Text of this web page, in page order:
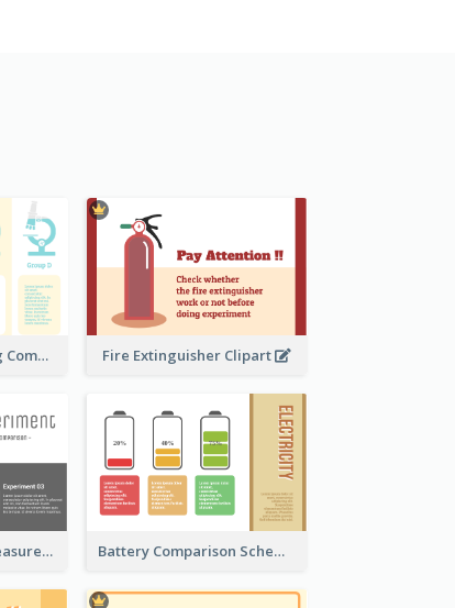
Microscope Showing Comparison Fire Extinguisher Clipart
Laboratory Tools Measurement And Comparison Battery Comparison Schematic Diagram